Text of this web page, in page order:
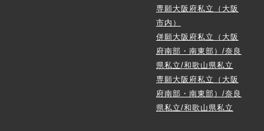
専願大阪府私立（大阪
市内）
併願大阪府私立（大阪
府南部・南東部）/奈良
県私立/和歌山県私立
専願大阪府私立（大阪
府南部・南東部）/奈良
県私立/和歌山県私立